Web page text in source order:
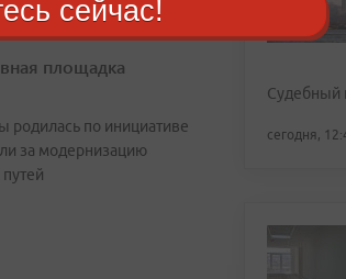
площадка
родилась по инициативе
за модернизацию
Судебный
сегодня,
сейчас!